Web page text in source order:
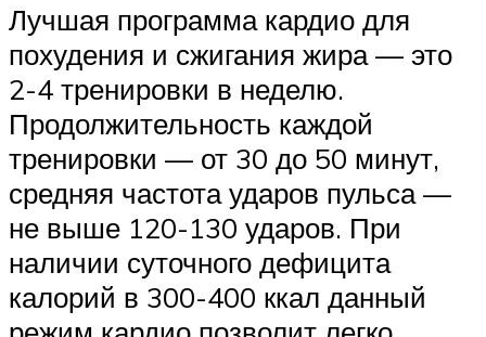
Лучшая программа кардио для
похудения и сжигания жира — это
2-4 тренировки в неделю.
Продолжительность каждой
тренировки — от 30 до 50 минут,
средняя частота ударов пульса —
не выше 120-130 ударов. При
наличии суточного дефицита
калорий в 300-400 ккал данный